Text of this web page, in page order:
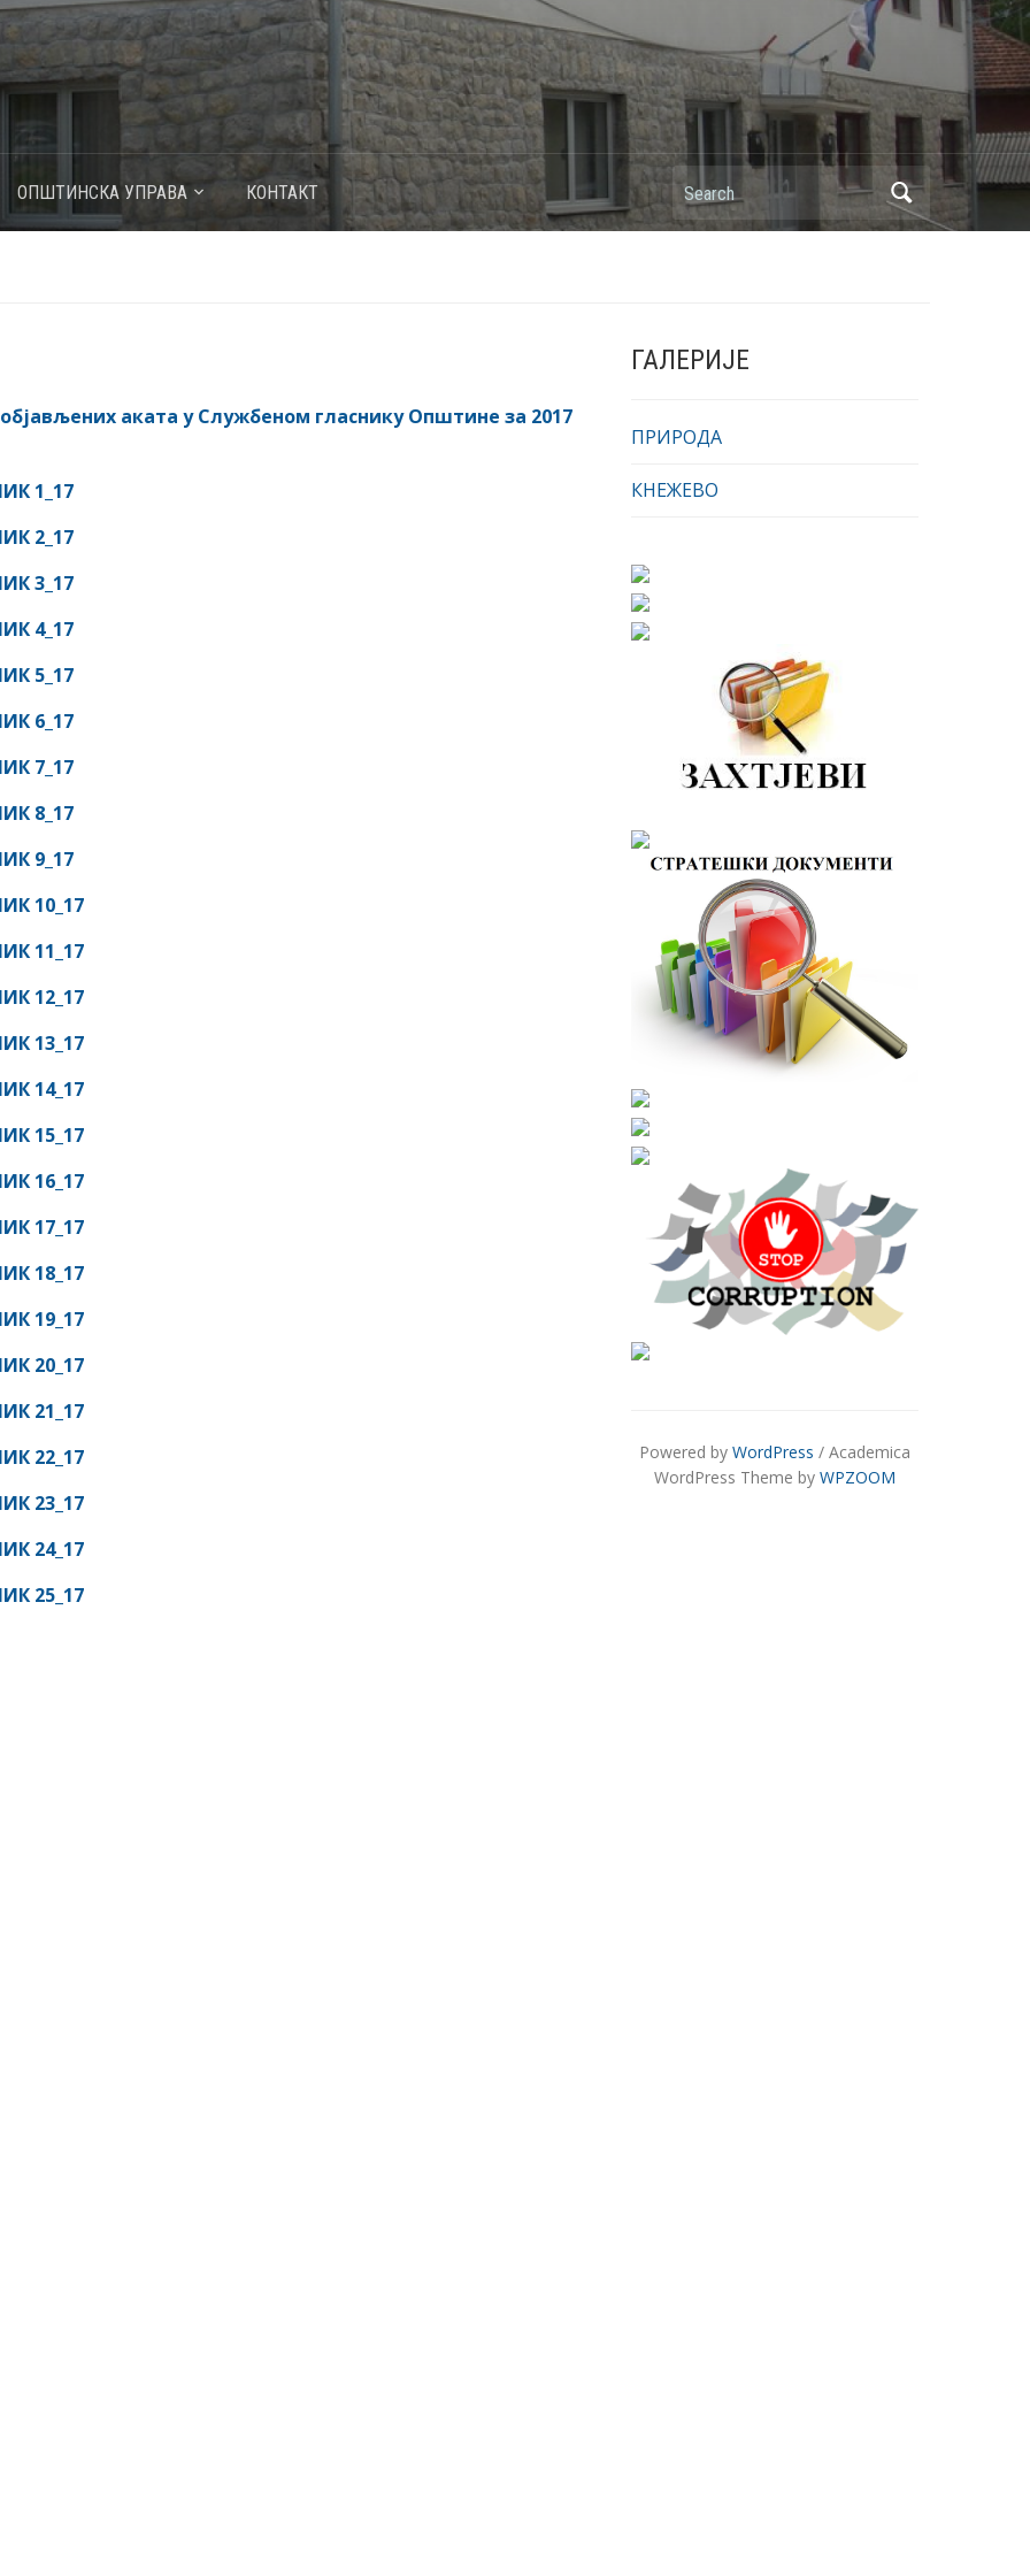
ОПШТИНСКА УПРАВА КОНТАКТ Search
аката у Службеном гласнику Општине за 2017
1_17
2_17
3_17
4_17
5_17
6_17
7_17
8_17
9_17
10_17
11_17
12_17
13_17
14_17
15_17
16_17
17_17
18_17
19_17
20_17
21_17
22_17
23_17
24_17
25_17
ГАЛЕРИЈЕ
ПРИРОДА
КНЕЖЕВО
Powered by WordPress / Academica
WordPress Theme by WPZOOM